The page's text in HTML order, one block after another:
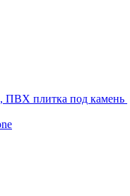
ПВХ плитка под камень